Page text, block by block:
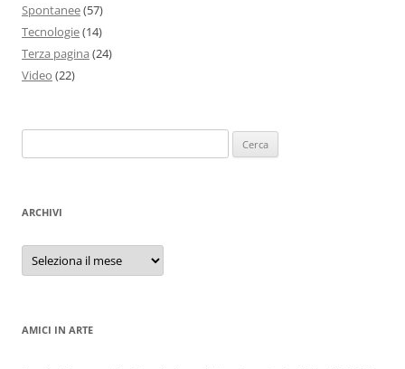
Spontanee(57)
Tecnologie(14)
Terza pagina (24)
Video (22)
per:
ARCHIVI
Archivi
AMICI IN ARTE